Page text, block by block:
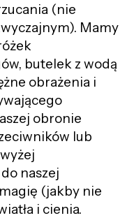
(nie
Mamy
butelek z wodą
obrażenia i
obronie
lub
naszej
(jakby nie
i cienia.